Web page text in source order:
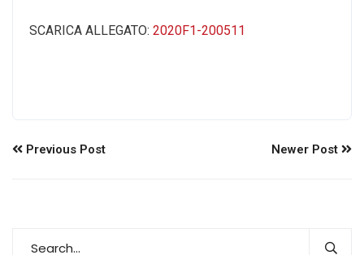
SCARICA ALLEGATO: 2020F1-200511
Previous Post Newer Post